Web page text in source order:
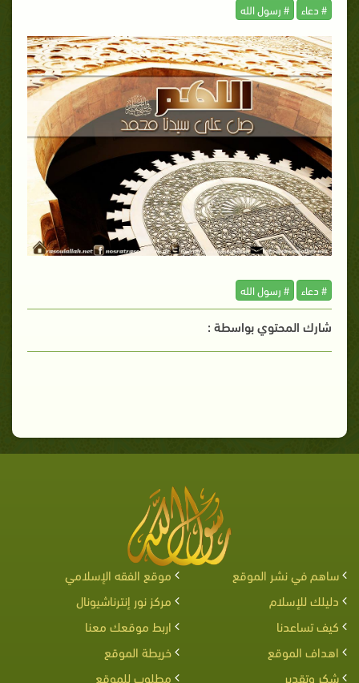
# دعاء # رسول الله
# دعاء # رسول الله
شارك المحتوي بواسطة :
ساهم في نشر الموقع
موقع الفقه الإسلامي
دليلك للإسلام
مركز نور إنترناشيونال
كيف تساعدنا
اربط موقعك معنا
اهداف الموقع
خريطة الموقع
شكر وتقدير
مطلوب للموقع